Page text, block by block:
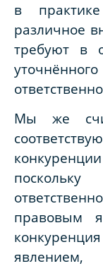
в
различное
требуют в
Мы же
правовым